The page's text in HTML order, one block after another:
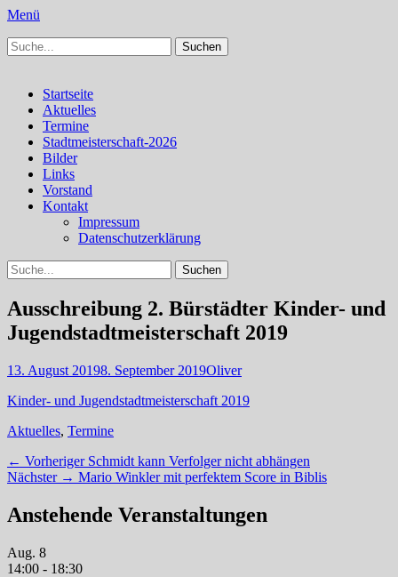
Menü
Schachfreunde Bürstadt
Schachfreunde im Web
Suchen
nach:
Primäres
Menü
Zum
Inhalt
springen
Startseite
Aktuelles
Termine
Stadtmeisterschaft-2026
Bilder
Links
Vorstand
Kontakt
Impressum
Datenschutzerklärung
Suchen
Suchen
nach:
Ausschreibung 2. Bürstädter Kinder- und
Jugendstadtmeisterschaft 2019
Veröffentlicht
13. August 20198. September 2019Autor
Oliver
Kinder- und Jugendstadtmeisterschaft 2019
Kategorien
Aktuelles, Termine
Beitragsnavigation
← Vorheriger Vorheriger
Beitrag:
Schmidt kann Verfolger nicht abhängen
Nächster → Nächster
Mario Winkler mit perfektem Score in Biblis
Anstehende Veranstaltungen
Aug. 8
14:00 - 18:30